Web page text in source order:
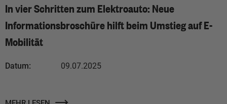
In vier Schritten zum Elektroauto: Neue
Informationsbroschüre hilft beim Umstieg auf E-
Mobilität
Datum: 09.07.2025